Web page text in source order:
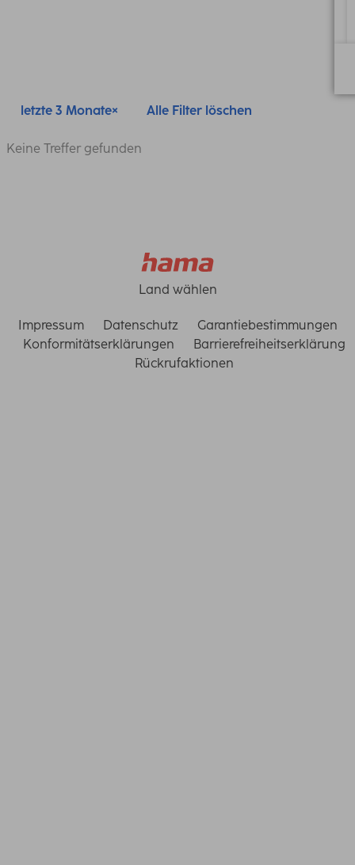
letzte 3 Monate Alle Filter löschen
Keine Treffer gefunden
Land wählen
Impressum Datenschutz
Garantiebestimmungen
Konformitätserklärungen
Barrierefreiheitserklärung
Rückrufaktionen